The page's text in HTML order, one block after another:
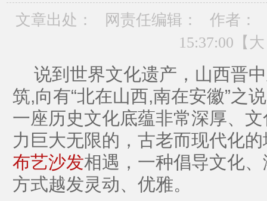
文章出处： 网责任编辑：
作者：
15:37:00【 大
说到世界文化遗产，山西晋
筑,向有“北在山西,南在安徽”之
一座历史文化底蕴非常深厚、
力巨大无限的，古老而现代化
布艺沙发相遇，一种倡导文化
方式越发灵动、优雅。